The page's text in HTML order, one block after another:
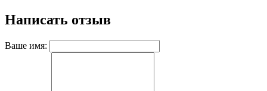
Написать отзыв
Ваше имя: